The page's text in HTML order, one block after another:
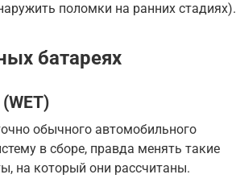
поломки на ранних стадиях).
батареях
обычного автомобильного
в сборе, правда менять такие
на который они рассчитаны.